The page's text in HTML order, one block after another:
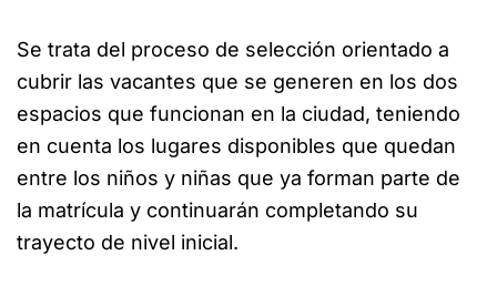
Se trata del proceso de selección orientado a
cubrir las vacantes que se generen en los dos
espacios que funcionan en la ciudad, teniendo
en cuenta los lugares disponibles que quedan
entre los niños y niñas que ya forman parte de
la matrícula y continuarán completando su
trayecto de nivel inicial.